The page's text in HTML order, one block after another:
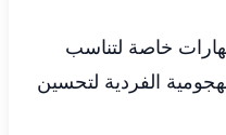
خاصة لتناسب
الفردية لتحسين